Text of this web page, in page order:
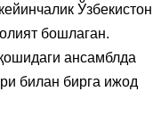
Ўзбекистон
бошлаган.
ансамблда
билан бирга ижод